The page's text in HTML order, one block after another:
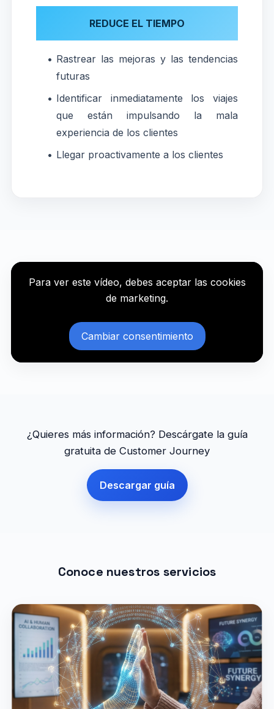
REDUCE EL TIEMPO
Rastrear las mejoras y las tendencias
futuras
Identificar inmediatamente los viajes
que están impulsando la mala
experiencia de los clientes
Llegar proactivamente a los clientes
Para ver este vídeo, debes aceptar las cookies
de marketing.
Cambiar consentimiento
¿Quieres más información? Descárgate la guía
gratuita de Customer Journey
Descargar guía
Conoce nuestros servicios